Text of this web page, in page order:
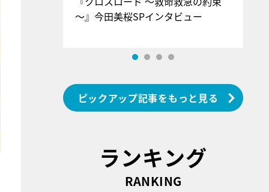
インタ
～』今田美桜SPインタビュー
ピックアップ記事をもっと見る
ランキング
RANKING